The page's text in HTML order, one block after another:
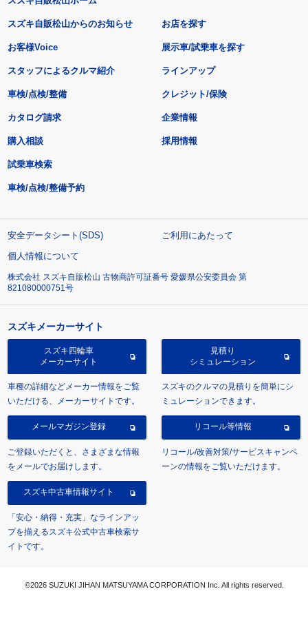
スズキ自販松山からのお知らせ
お客様Voice
スタッフによるクルマ紹介
お店を探す
展示車/試乗車を探す
ラインアップ
車検/点検/整備 クレジット/保険
カタログ請求
購入相談
試乗車検索
車検/点検/整備予約
企業情報
採用情報
安全データシート(SDS)
ご利用にあたって
個人情報について
株式会社 スズキ自販松山 古物商許可証番号 愛媛県公安委員会 第
821080000751号
スズキメーカーサイト
スズキ四輪車
メーカーサイト
車種の詳細などメーカー情報をご覧
いただける、メーカーサイトです。
見積り
シミュレーション
スズキのクルマの見積りを簡単にシ
ミュレーションできます。
メールマガジン登録
ご登録いただくと、さまざまな情報
をメールでお届けします。
リコール等情報
リコール/改善対策/サービスキャンペ
ーンの情報をご覧いただけます。
スズキ中古車情報サイト
「安心・納得・充実」なラインアッ
プを揃えるスズキ公式中古車検索サ
イトです。
©2026 SUZUKI JIHAN MATSUYAMA CORPORATION Inc. All rights reserved.